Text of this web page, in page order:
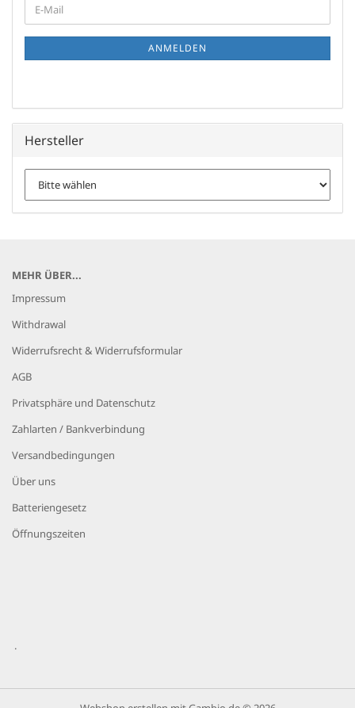
ZUR
NEWSLETTER-
E-
Mail
ANMELDEN
Hersteller
MEHR ÜBER...
Impressum
Withdrawal
Widerrufsrecht & Widerrufsformular
AGB
Privatsphäre und Datenschutz
Zahlarten / Bankverbindung
Versandbedingungen
Über uns
Batteriengesetz
Öffnungszeiten
.